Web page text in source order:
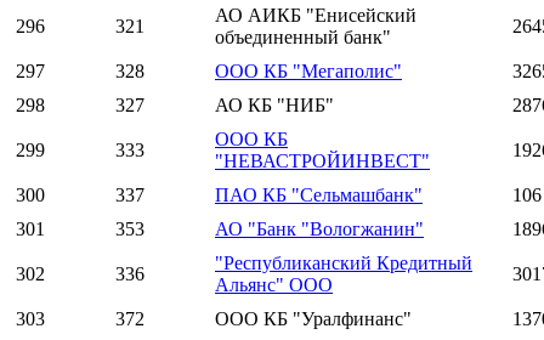
296 321
АО АИКБ "Енисейский
объединенный банк"
297 328 ООО КБ "Мегаполис"
298
327 АО КБ "НИБ"
299 333
ООО КБ
"НЕВАСТРОЙИНВЕСТ"
300 337 ПАО КБ "Сельмашбанк"
106
301
353 АО "Банк "Вологжанин"
302 336
"Республиканский Кредитный
Альянс" ООО
303 372 ООО КБ "Уралфинанс"